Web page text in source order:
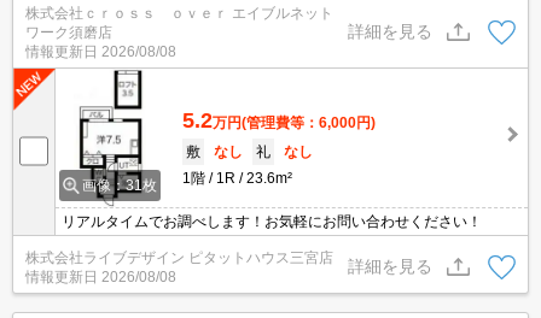
株式会社ｃｒｏｓｓ ｏｖｅｒ エイブルネット
ワーク須磨店
情報更新日 2026/08/08
詳細を見る
画像：31枚
5.2万円(管理費等：6,000円)
敷
なし 礼
なし
1階
1R 23.6m²
リアルタイムでお調べします！お気軽にお問い合わせください！
株式会社ライブデザイン ピタットハウス三宮店
情報更新日 2026/08/08
詳細を見る